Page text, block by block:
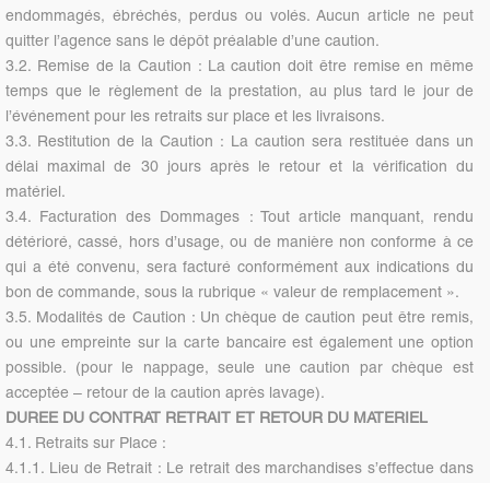
endommagés, ébréchés, perdus ou volés. Aucun article ne peut
quitter l’agence sans le dépôt préalable d’une caution.
3.2. Remise de la Caution : La caution doit être remise en même
temps que le règlement de la prestation, au plus tard le jour de
l’événement pour les retraits sur place et les livraisons.
3.3. Restitution de la Caution : La caution sera restituée dans un
délai maximal de 30 jours après le retour et la vérification du
matériel.
3.4. Facturation des Dommages : Tout article manquant, rendu
détérioré, cassé, hors d’usage, ou de manière non conforme à ce
qui a été convenu, sera facturé conformément aux indications du
bon de commande, sous la rubrique « valeur de remplacement ».
3.5. Modalités de Caution : Un chèque de caution peut être remis,
ou une empreinte sur la carte bancaire est également une option
possible. (pour le nappage, seule une caution par chèque est
acceptée – retour de la caution après lavage).
DUREE DU CONTRAT RETRAIT ET RETOUR DU MATERIEL
4.1. Retraits sur Place :
4.1.1. Lieu de Retrait : Le retrait des marchandises s’effectue dans